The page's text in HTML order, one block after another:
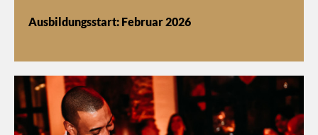
Ausbildungsstart: Februar 2026